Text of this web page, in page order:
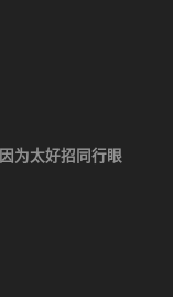
为太好招同行眼